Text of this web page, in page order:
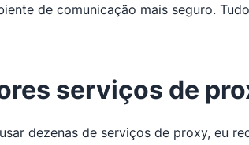
de comunicação mais seguro.
serviços de
dezenas de serviços de proxy, eu